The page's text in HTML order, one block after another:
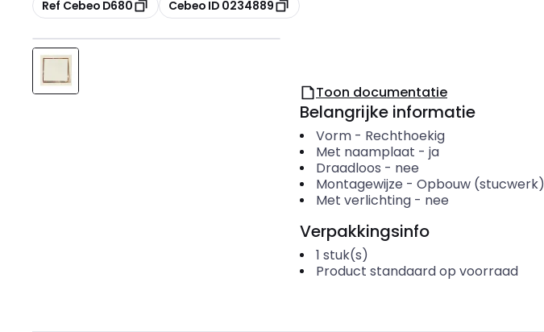
Ref Cebeo D680 Cebeo ID 0234889
Toon documentatie
Belangrijke informatie
Vorm- Rechthoekig
Met naamplaat - ja
Draadloos - nee
Montagewijze - Opbouw (stucwerk)
Met verlichting- nee
Verpakkingsinfo
1 stuk(s)
Product standaard op voorraad